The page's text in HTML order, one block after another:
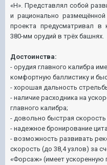
«H». Представлял собой
и рационально
проекта предусматривал в
380-мм орудий в трёх башнях.
Достоинства:
- орудия главного калибра
комфортную баллистику и
- хорошая дальность
- наличие расходника на
главного калибра;
- довольно быстрая
- надежное бронирование
- возможность развивать
скорость (до 38,4 узлов) за
«Форсаж» (имеет ускоренную